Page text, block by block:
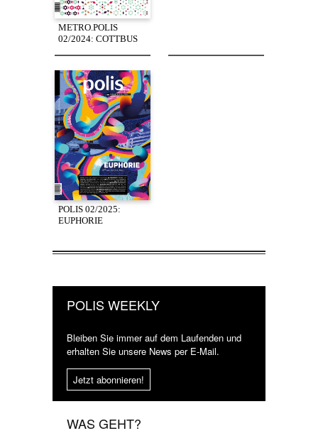
METRO.POLIS
02/2024: COTTBUS
POLIS 02/2025:
EUPHORIE
POLIS WEEKLY
Bleiben Sie immer auf dem Laufenden und
erhalten Sie unsere News per E-Mail.
Jetzt abonnieren!
WAS GEHT?